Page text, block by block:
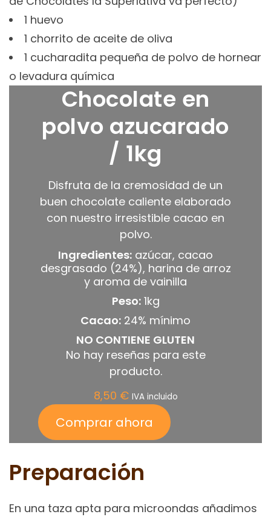
1 huevo
1 chorrito de aceite de oliva
1 cucharadita pequeña de polvo de hornear
o levadura química
Chocolate en
polvo azucarado
/ 1kg
Disfruta de la cremosidad de un
buen chocolate caliente elaborado
con nuestro irresistible cacao en
polvo.
Ingredientes: azúcar, cacao
desgrasado (24%), harina de arroz
y aroma de vainilla
Peso:1kg
Cacao: 24% mínimo
NO CONTIENE GLUTEN
No hay reseñas para este
producto.
8,50 € IVA incluido
Comprar ahora
Preparación
En una taza apta para microondas añadimos